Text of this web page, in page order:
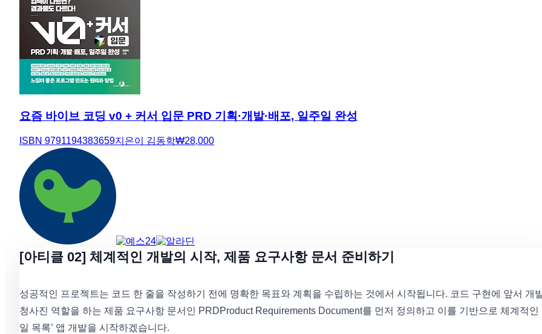
요즘 바이브 코딩 v0 + 커서 입문 PRD 기획·개발·배포, 일주일 완성
ISBN 9791194383659지은이 김동학₩28,000
[아티클 02] 체계적인 개발의 시작, 제품 요구사항 문서 준비하기
성공적인 프로젝트는 코드 한 줄을 작성하기 전에 명확한 목표와 계획을 수립하는 것에서 시작됩니다. 코드 구현에 앞서 개
청사진 역할을 하는 제품 요구사항 문서인 PRDProduct Requirements Document를 먼저 정의하고 이를 기반으로 체계적인
일 목록’ 앱 개발을 시작하겠습니다.